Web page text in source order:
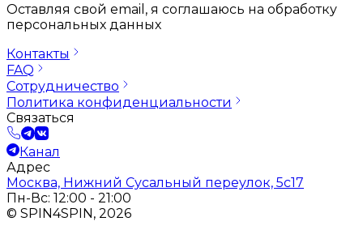
Оставляя свой email, я соглашаюсь на обработку
персональных данных
Контакты
FAQ
Сотрудничество
Политика конфиденциальности
Связаться
Канал
Адрес
Москва, Нижний Сусальный переулок, 5с17
Пн-Вс: 12:00 - 21:00
© SPIN4SPIN, 2026